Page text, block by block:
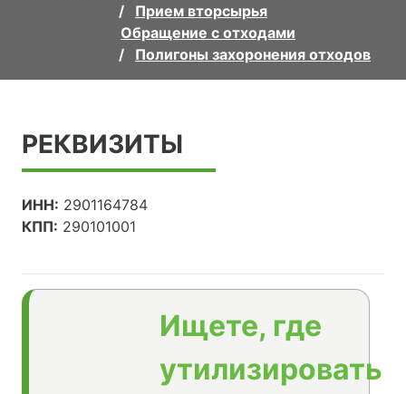
Прием вторсырья
Обращение с отходами
Полигоны захоронения отходов
РЕКВИЗИТЫ
ИНН: 2901164784
КПП: 290101001
Ищете, где
утилизировать